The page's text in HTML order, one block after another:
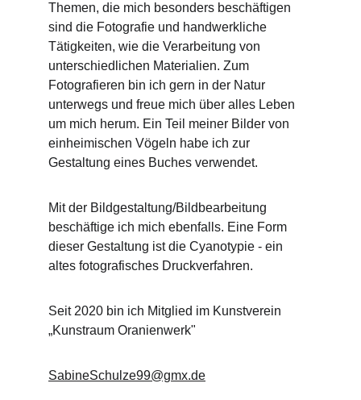
Themen, die mich besonders beschäftigen
sind die Fotografie und handwerkliche
Tätigkeiten, wie die Verarbeitung von
unterschiedlichen Materialien. Zum
Fotografieren bin ich gern in der Natur
unterwegs und freue mich über alles Leben
um mich herum. Ein Teil meiner Bilder von
einheimischen Vögeln habe ich zur
Gestaltung eines Buches verwendet.
Mit der Bildgestaltung/Bildbearbeitung
beschäftige ich mich ebenfalls. Eine Form
dieser Gestaltung ist die Cyanotypie - ein
altes fotografisches Druckverfahren.
Seit 2020 bin ich Mitglied im Kunstverein
„Kunstraum Oranienwerk"
SabineSchulze99@gmx.de